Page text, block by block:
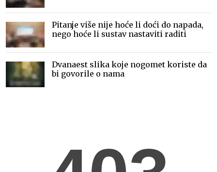
Pitanje više nije hoće li doći do napada,
nego hoće li sustav nastaviti raditi
Dvanaest slika koje nogomet koriste da
bi govorile o nama